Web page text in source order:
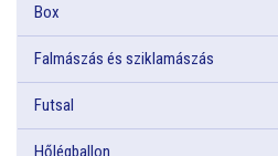
Box
Falmászás és sziklamászás
Futsal
Hőlégballon